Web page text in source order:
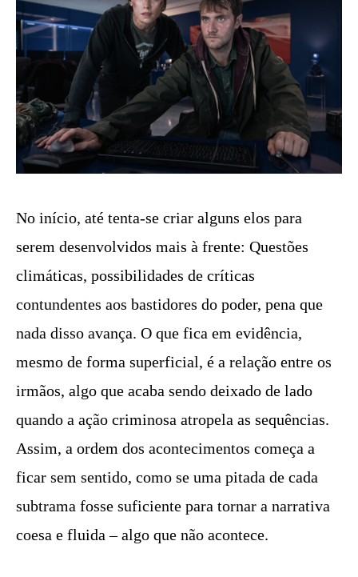
No início, até tenta-se criar alguns elos para
serem desenvolvidos mais à frente: Questões
climáticas, possibilidades de críticas
contundentes aos bastidores do poder, pena que
nada disso avança. O que fica em evidência,
mesmo de forma superficial, é a relação entre os
irmãos, algo que acaba sendo deixado de lado
quando a ação criminosa atropela as sequências.
Assim, a ordem dos acontecimentos começa a
ficar sem sentido, como se uma pitada de cada
subtrama fosse suficiente para tornar a narrativa
coesa e fluida – algo que não acontece.